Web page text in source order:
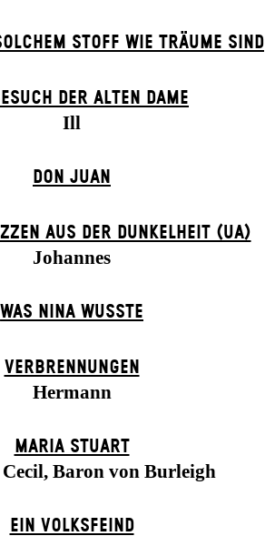
STOFF WIE TRÄUME SIND
DER ALT­EN DA­ME
Ill
DON JUAN
AUS DER DUNKELHEIT (UA)
Johannes
WAS NINA WUSSTE
VERBRENNUNGEN
Hermann
MARIA STUART
Baron von Burleigh
EIN VOLKS­FEIND